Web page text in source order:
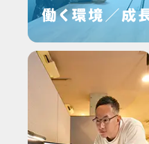
働く環境／成